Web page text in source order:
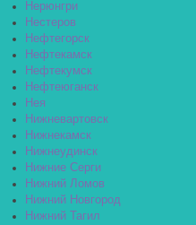
Нерюнгри
Нестеров
Нефтегорск
Нефтекамск
Нефтекумск
Нефтеюганск
Нея
Нижневартовск
Нижнекамск
Нижнеудинск
Нижние Серги
Нижний Ломов
Нижний Новгород
Нижний Тагил